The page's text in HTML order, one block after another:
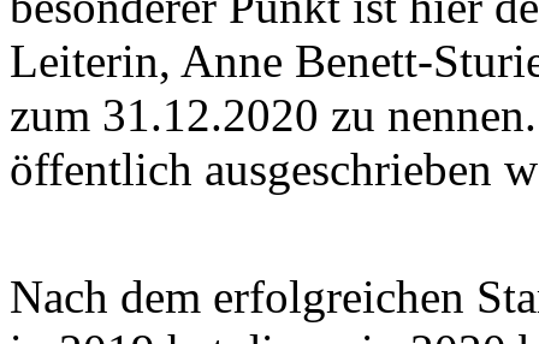
Leiterin, Anne Benett-
zum 31.12.2020 zu
öffentlich ausgeschrieben
Nach dem erfolgreichen